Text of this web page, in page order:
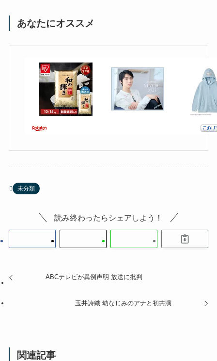
あなたにオススメ
未分類
読み終わったらシェアしよう！
ABCテレビが異例声明 放送に批判
玉井詩織 幼なじみのアナと初共演
関連記事